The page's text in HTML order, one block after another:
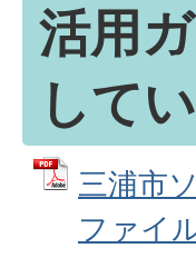
活用
して
三浦市
ファイ